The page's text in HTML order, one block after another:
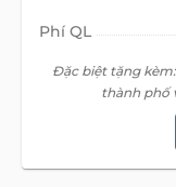
Phí QL
Đặc biệt tặng
thành phố